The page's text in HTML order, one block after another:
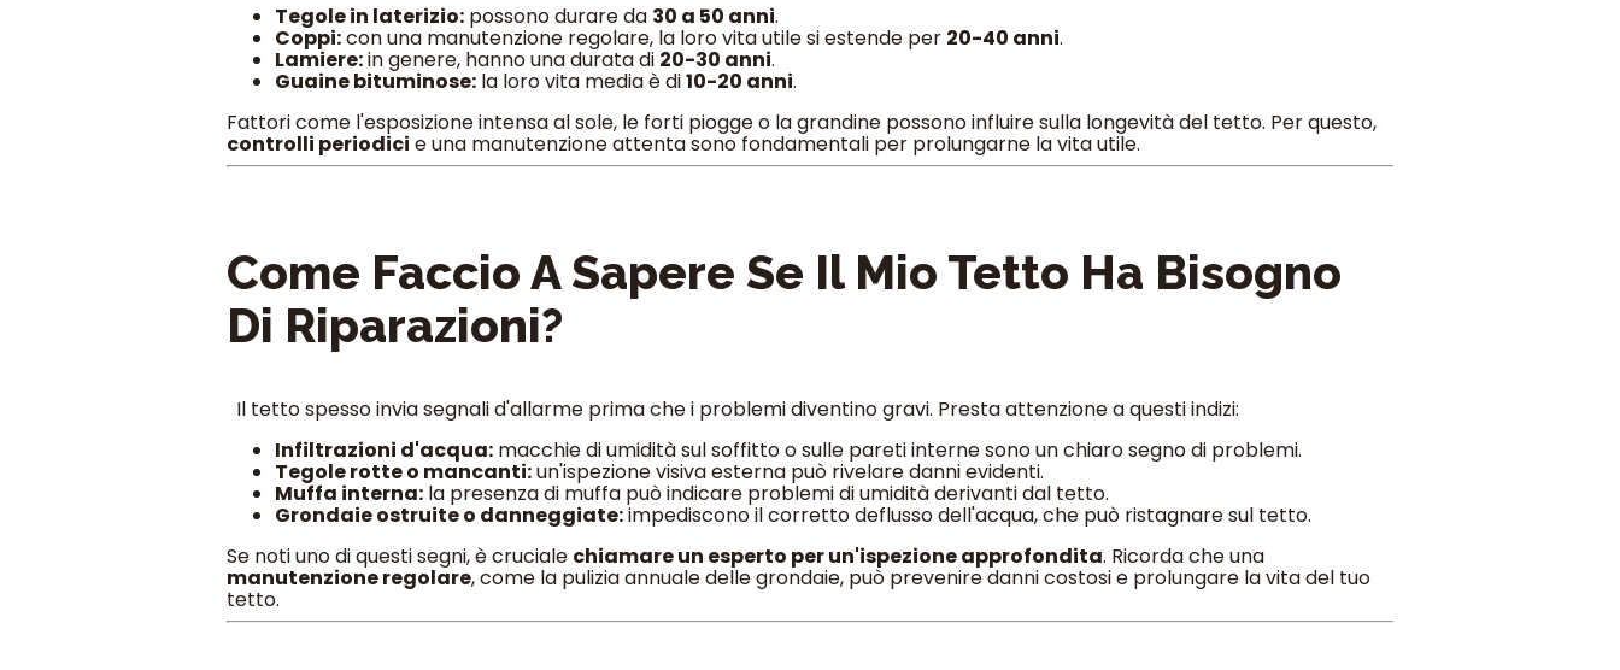
Tegole in laterizio: possono durare da 30 a 50 anni.
Coppi:con una manutenzione regolare, la loro vita utile si estende per 20-40 anni.
Lamiere:in genere, hanno una durata di 20-30 anni.
Guaine bituminose: la loro vita media è di10-20 anni.
Fattori come l'esposizione intensa al sole, le forti piogge o la grandine possono influire sulla longevità del tetto. Per questo,
controlli periodici e una manutenzione attenta sono fondamentali per prolungarne la vita utile.
Come Faccio A Sapere Se Il Mio Tetto Ha Bisogno
Di Riparazioni?
Il tetto spesso invia segnali d'allarme prima che i problemi diventino gravi. Presta attenzione a questi indizi:
Infiltrazioni d'acqua: macchie di umidità sul soffitto o sulle pareti interne sono un chiaro segno di problemi.
Tegole rotte o mancanti:un'ispezione visiva esterna può rivelare danni evidenti.
Muffa interna: la presenza di muffa può indicare problemi di umidità derivanti dal tetto.
Grondaie ostruite o danneggiate:impediscono il corretto deflusso dell'acqua, che può ristagnare sul tetto.
Se noti uno di questi segni, è cruciale chiamare un esperto per un'ispezione approfondita. Ricorda che una
manutenzione regolare, come la pulizia annuale delle grondaie, può prevenire danni costosi e prolungare la vita del tuo
tetto.